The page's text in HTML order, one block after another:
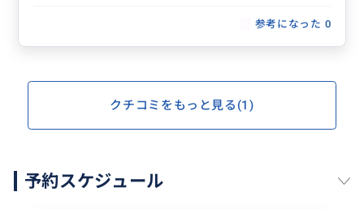
次回バンコクに行ってもぜひ利用したいと思います。
参考になった 0
クチコミをもっと見る(1)
予約スケジュール